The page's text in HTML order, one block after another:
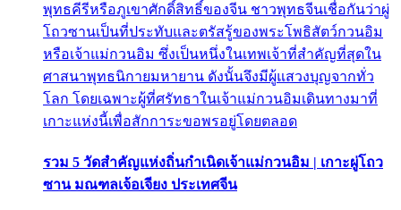
พุทธคีรีหรือภูเขาศักดิ์สิทธิ์ของจีน ชาวพุทธจีนเชื่อกันว่าผู่
โถวซานเป็นที่ประทับและตรัสรู้ของพระโพธิสัตว์กวนอิม
หรือเจ้าแม่กวนอิม ซึ่งเป็นหนึ่งในเทพเจ้าที่สำคัญที่สุดใน
ศาสนาพุทธนิกายมหายาน ดังนั้นจึงมีผู้แสวงบุญจากทั่ว
โลก โดยเฉพาะผู้ที่ศรัทธาในเจ้าแม่กวนอิมเดินทางมาที่
เกาะแห่งนี้เพื่อสักการะขอพรอยู่โดยตลอด
รวม 5 วัดสำคัญแห่งถิ่นกำเนิดเจ้าแม่กวนอิม | เกาะผู่โถว
ซาน มณฑลเจ้อเจียง ประเทศจีน